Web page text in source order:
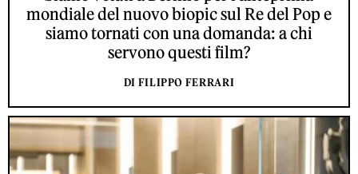
mondiale del nuovo biopic sul Re del Pop e
siamo tornati con una domanda: a chi
servono questi film?
DI FILIPPO FERRARI